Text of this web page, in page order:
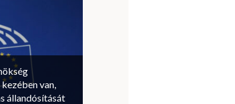
van,
állandósítását